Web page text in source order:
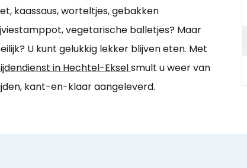
kaassaus, worteltjes, gebakken
vegetarische balletjes? Maar
U kunt gelukkig lekker blijven eten. Met
in Hechtel-Ekselsmult u weer van
kant-en-klaar aangeleverd.